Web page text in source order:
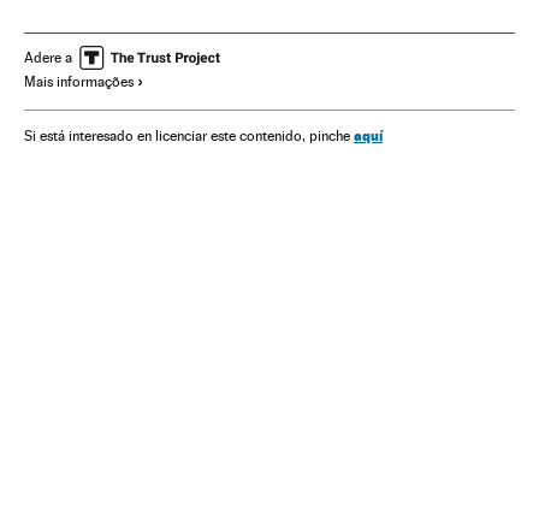
Ásia Espanha
Adere a
Mais informações
Si está interesado en licenciar este contenido, pinche aquí